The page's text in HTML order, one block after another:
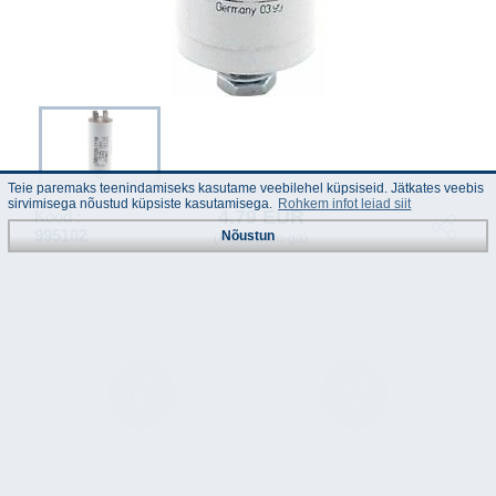
Kood :
995102
4.79 EUR
(Hinnad km-ga)
Teie paremaks teenindamiseks kasutame veebilehel küpsiseid. Jätkates veebis
sirvimisega nõustud küpsiste kasutamisega. Rohkem infot leiad siit
Nõustun